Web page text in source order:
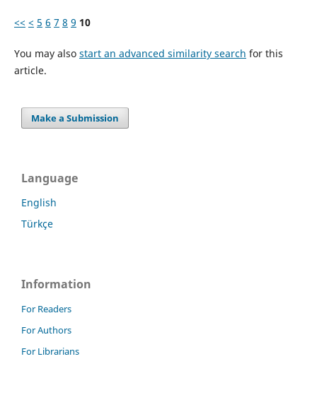
<< < 5 6 7 8 9 10
You may also start an advanced similarity search for this
article.
Make a Submission
Language
English
Türkçe
Information
For Readers
For Authors
For Librarians